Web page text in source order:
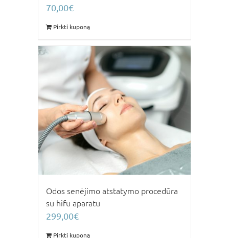
70,00€
Pirkti kuponą
Odos senėjimo atstatymo procedūra
su hifu aparatu
299,00€
Pirkti kuponą